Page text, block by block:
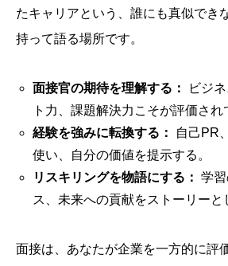
たキャリアという、誰にも真似でき
持って語る場所です。
面接官の期待を理解する：
ビジ
ト力、課題解決力こそが評価され
経験を強みに転換する：
自己PR
使い、自分の価値を提示する。
リスキリングを物語にする： 学
ス、未来への貢献をストーリーと
面接は、あなたが企業を一方的に評